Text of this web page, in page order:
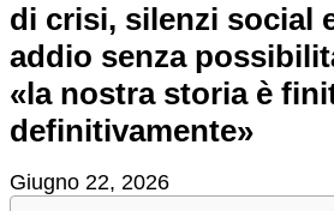
di crisi, silenzi social
addio senza
«la nostra storia è
definitivamente»
Giugno 22, 2026